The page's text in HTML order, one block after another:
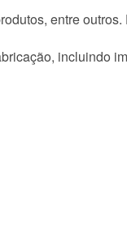
entre
incluindo